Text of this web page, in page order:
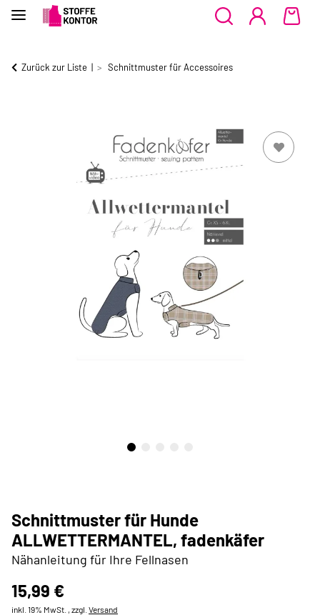
Zurück zur Liste Schnittmuster für Accessoires
Schnittmuster für Hunde
ALLWETTERMANTEL, fadenkäfer
Nähanleitung für Ihre Fellnasen
15,99 €
inkl. 19% MwSt. , zzgl. Versand